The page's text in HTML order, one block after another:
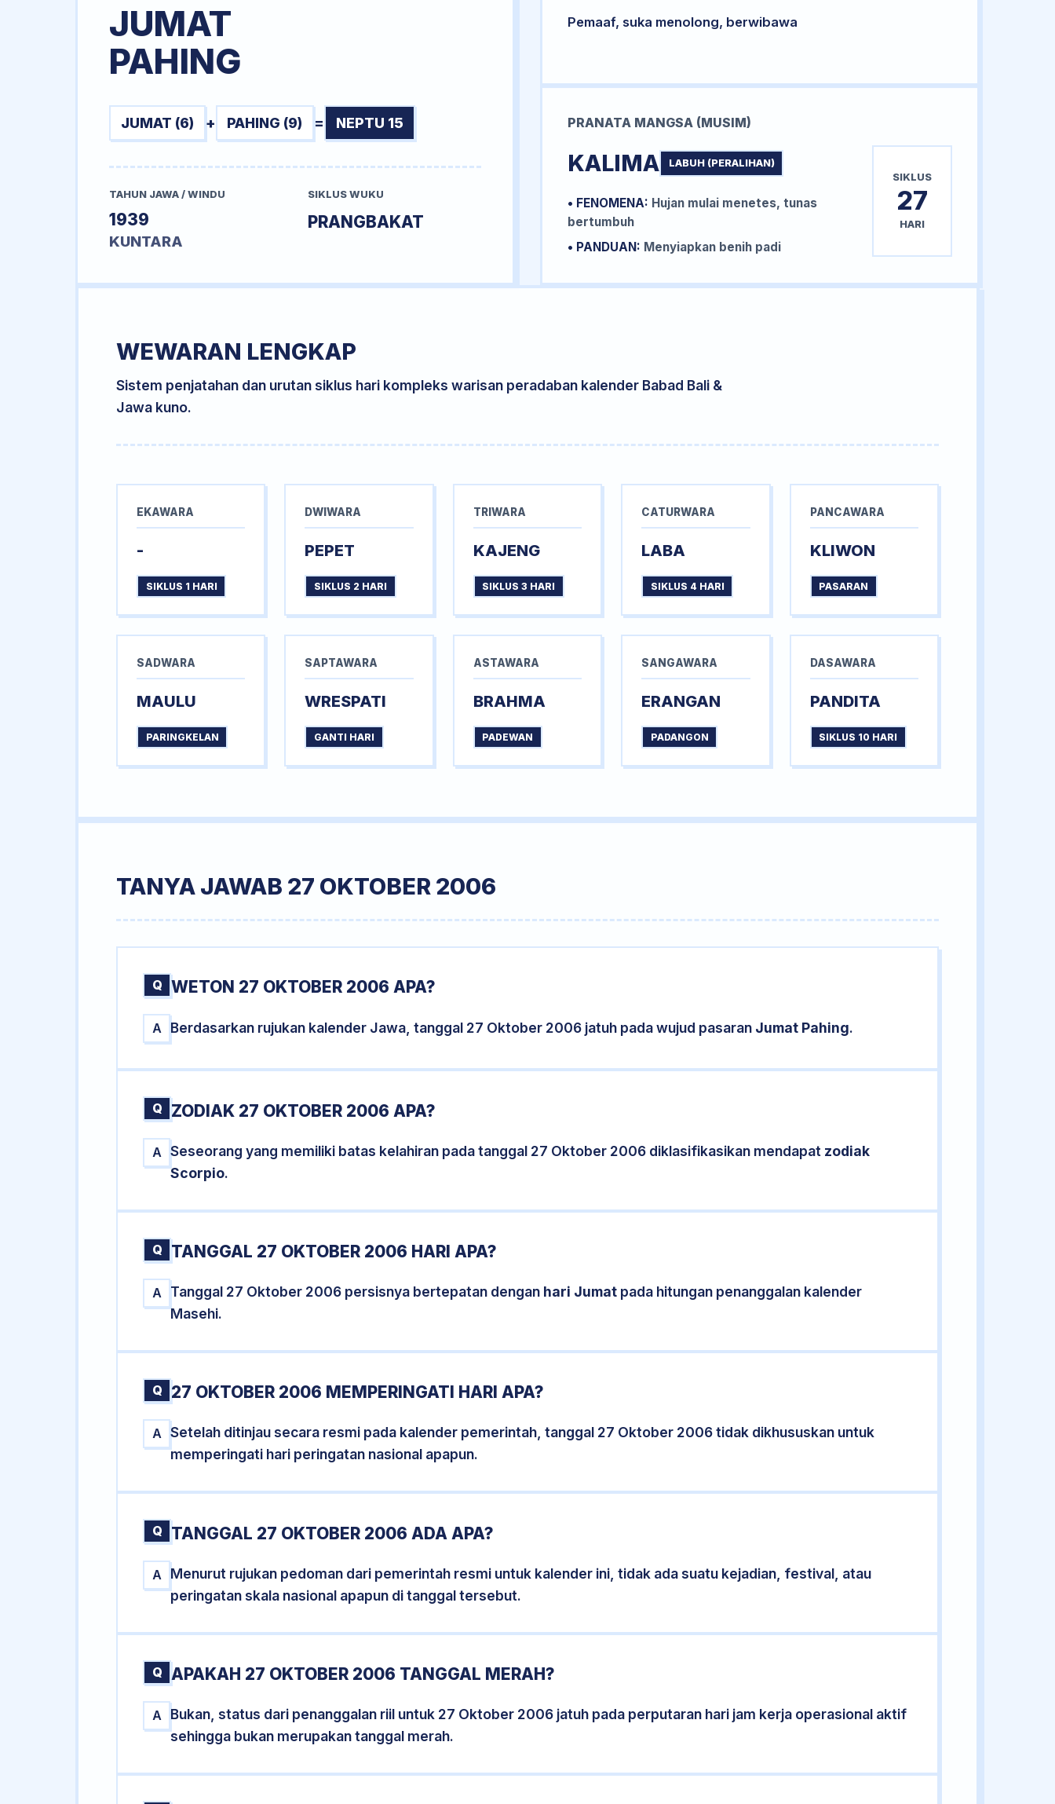
JUMAT
PAHING
JUMAT (6) + PAHING (9) = NEPTU 15
TAHUN JAWA / WINDU
1939
KUNTARA
SIKLUS WUKU
PRANGBAKAT
Pemaaf, suka menolong, berwibawa
PRANATA MANGSA (MUSIM)
KALIMA LABUH (PERALIHAN)
• FENOMENA: Hujan mulai menetes, tunas
bertumbuh
• PANDUAN: Menyiapkan benih padi
SIKLUS
27
HARI
WEWARAN LENGKAP
Sistem penjatahan dan urutan siklus hari kompleks warisan peradaban kalender Babad Bali &
Jawa kuno.
EKAWARA
-
SIKLUS 1 HARI
DWIWARA
PEPET
SIKLUS 2 HARI
TRIWARA
KAJENG
SIKLUS 3 HARI
CATURWARA
LABA
SIKLUS 4 HARI
PANCAWARA
KLIWON
PASARAN
SADWARA
MAULU
PARINGKELAN
SAPTAWARA
WRESPATI
GANTI HARI
ASTAWARA
BRAHMA
PADEWAN
SANGAWARA
ERANGAN
PADANGON
DASAWARA
PANDITA
SIKLUS 10 HARI
TANYA JAWAB 27 OKTOBER 2006
Q WETON 27 OKTOBER 2006 APA?
A Berdasarkan rujukan kalender Jawa, tanggal 27 Oktober 2006 jatuh pada wujud pasaran Jumat Pahing.
Q ZODIAK 27 OKTOBER 2006 APA?
A Seseorang yang memiliki batas kelahiran pada tanggal 27 Oktober 2006 diklasifikasikan mendapat zodiak
Scorpio.
Q TANGGAL 27 OKTOBER 2006 HARI APA?
A Tanggal 27 Oktober 2006 persisnya bertepatan dengan hari Jumat pada hitungan penanggalan kalender
Masehi.
Q 27 OKTOBER 2006 MEMPERINGATI HARI APA?
A Setelah ditinjau secara resmi pada kalender pemerintah, tanggal 27 Oktober 2006 tidak dikhususkan untuk
memperingati hari peringatan nasional apapun.
Q TANGGAL 27 OKTOBER 2006 ADA APA?
A
Menurut rujukan pedoman dari pemerintah resmi untuk kalender ini, tidak ada suatu kejadian, festival, atau
peringatan skala nasional apapun di tanggal tersebut.
Q APAKAH 27 OKTOBER 2006 TANGGAL MERAH?
A
Bukan, status dari penanggalan riil untuk 27 Oktober 2006 jatuh pada perputaran hari jam kerja operasional aktif
sehingga bukan merupakan tanggal merah.